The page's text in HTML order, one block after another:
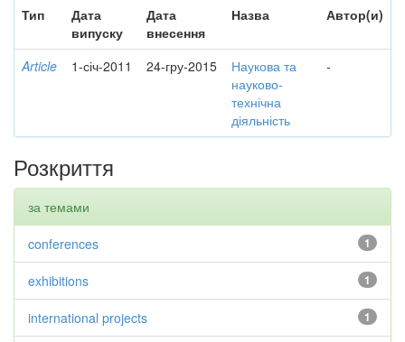
Тип
Дата
випуску
Дата
внесення
Назва Автор(и)
Article 1-січ-2011 24-гру-2015
Наукова та
науково-
технічна
діяльність
-
Розкриття
за темами
1
conferences
1
exhibitions
1
international projects